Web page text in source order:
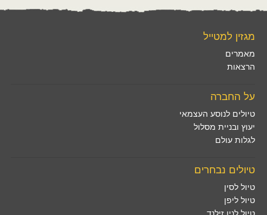
מגזין למטייל
מאמרים
הרצאות
על החברה
טיולים לנוסע העצמאי
יעוץ ובניית מסלול
לגלות עולם
טיולים נבחרים
טיול לסין
טיול ליפן